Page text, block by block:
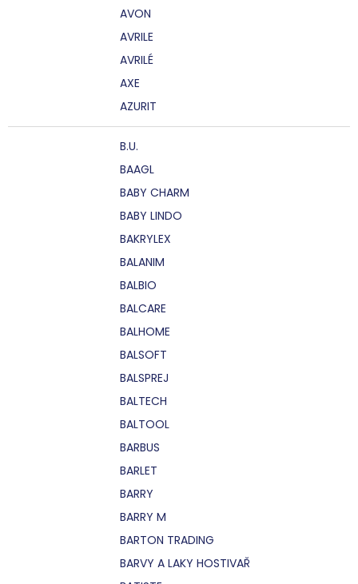
AVON
AVRILE
AVRILÉ
AXE
AZURIT
B.U.
BAAGL
BABY CHARM
BABY LINDO
BAKRYLEX
BALANIM
BALBIO
BALCARE
BALHOME
BALSOFT
BALSPREJ
BALTECH
BALTOOL
BARBUS
BARLET
BARRY
BARRY M
BARTON TRADING
BARVY A LAKY HOSTIVAŘ